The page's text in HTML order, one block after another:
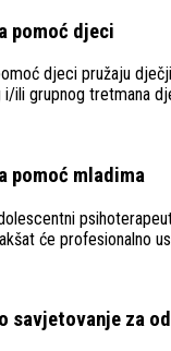
pomoć djeci
djeci pružaju
i/ili grupnog tretmana
pomoć mladima
će profesionalno
savjetovanje za